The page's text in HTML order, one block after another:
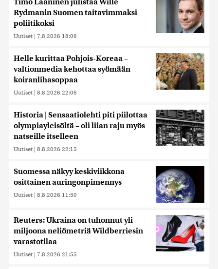
Timo Laaninen julistaa Wille
Rydmanin Suomen taitavimmaksi
poliitikoksi
Uutiset | 7.8.2026 18:09
Helle kurittaa Pohjois-Koreaa –
valtionmedia kehottaa syömään
koiranlihasoppaa
Uutiset | 8.8.2026 22:06
Historia | Sensaatiolehti piti piilottaa
olympiayleisöltä – oli liian raju myös
natseille itselleen
Uutiset | 8.8.2026 22:15
Suomessa näkyy keskiviikkona
osittainen auringonpimennys
Uutiset | 8.8.2026 11:30
Reuters: Ukraina on tuhonnut yli
miljoona neliömetriä Wildberriesin
varastotilaa
Uutiset | 7.8.2026 21:55